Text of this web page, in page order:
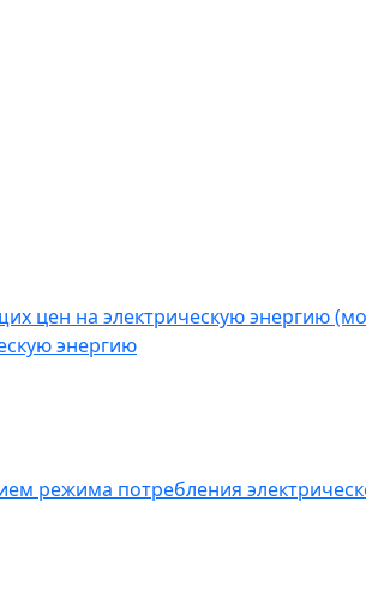
цен на электрическую энергию
энергию
режима потребления